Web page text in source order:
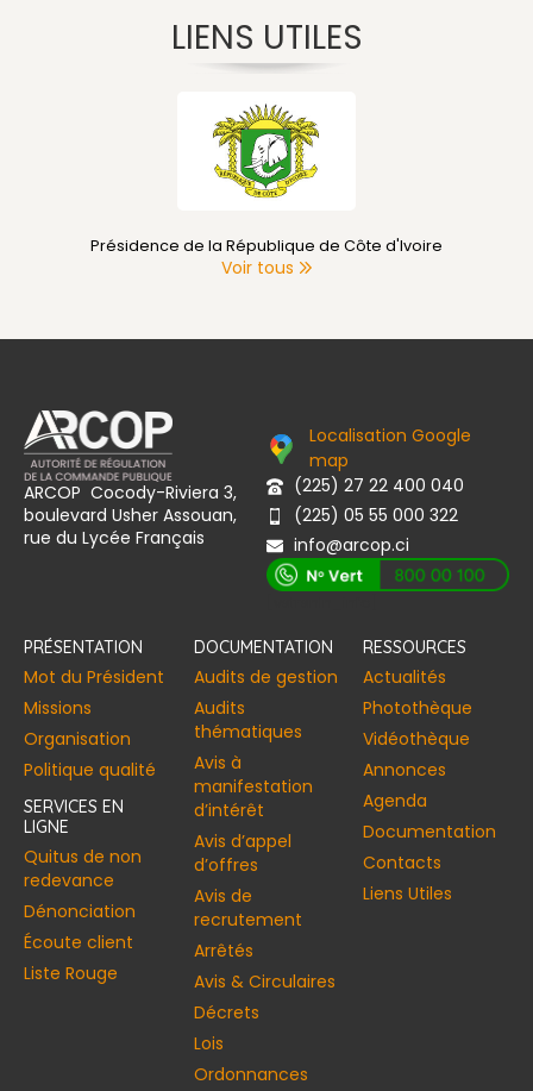
LIENS UTILES
Présidence de la République de Côte d'Ivoire
Voir tous
ARCOP Cocody-Riviera 3,
boulevard Usher Assouan,
rue du Lycée Français
Localisation Google
map
(225) 27 22 400 040
(225) 05 55 000 322
info@arcop.ci
PRÉSENTATION
Mot du Président
Missions
Organisation
Politique qualité
SERVICES EN
LIGNE
Quitus de non
redevance
Dénonciation
Écoute client
Liste Rouge
DOCUMENTATION
Audits de gestion
Audits
thématiques
Avis à
manifestation
d’intérêt
Avis d’appel
d’offres
Avis de
recrutement
Arrêtés
Avis & Circulaires
Décrets
Lois
Ordonnances
RESSOURCES
Actualités
Photothèque
Vidéothèque
Annonces​
Agenda
Documentation
Contacts
Liens Utiles